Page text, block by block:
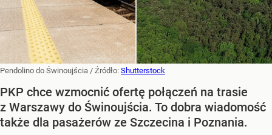
Pendolino do Świnoujścia / Źródło: Shutterstock
PKP chce wzmocnić ofertę połączeń na trasie
z Warszawy do Świnoujścia. To dobra wiadomość
także dla pasażerów ze Szczecina i Poznania.